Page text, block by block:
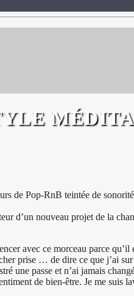
de Pop-RnB teintée de
d’un nouveau projet de la
avec ce morceau parce
prise … de dire ce que j’ai
une passe et n’ai jamais
de bien-être. Je me suis